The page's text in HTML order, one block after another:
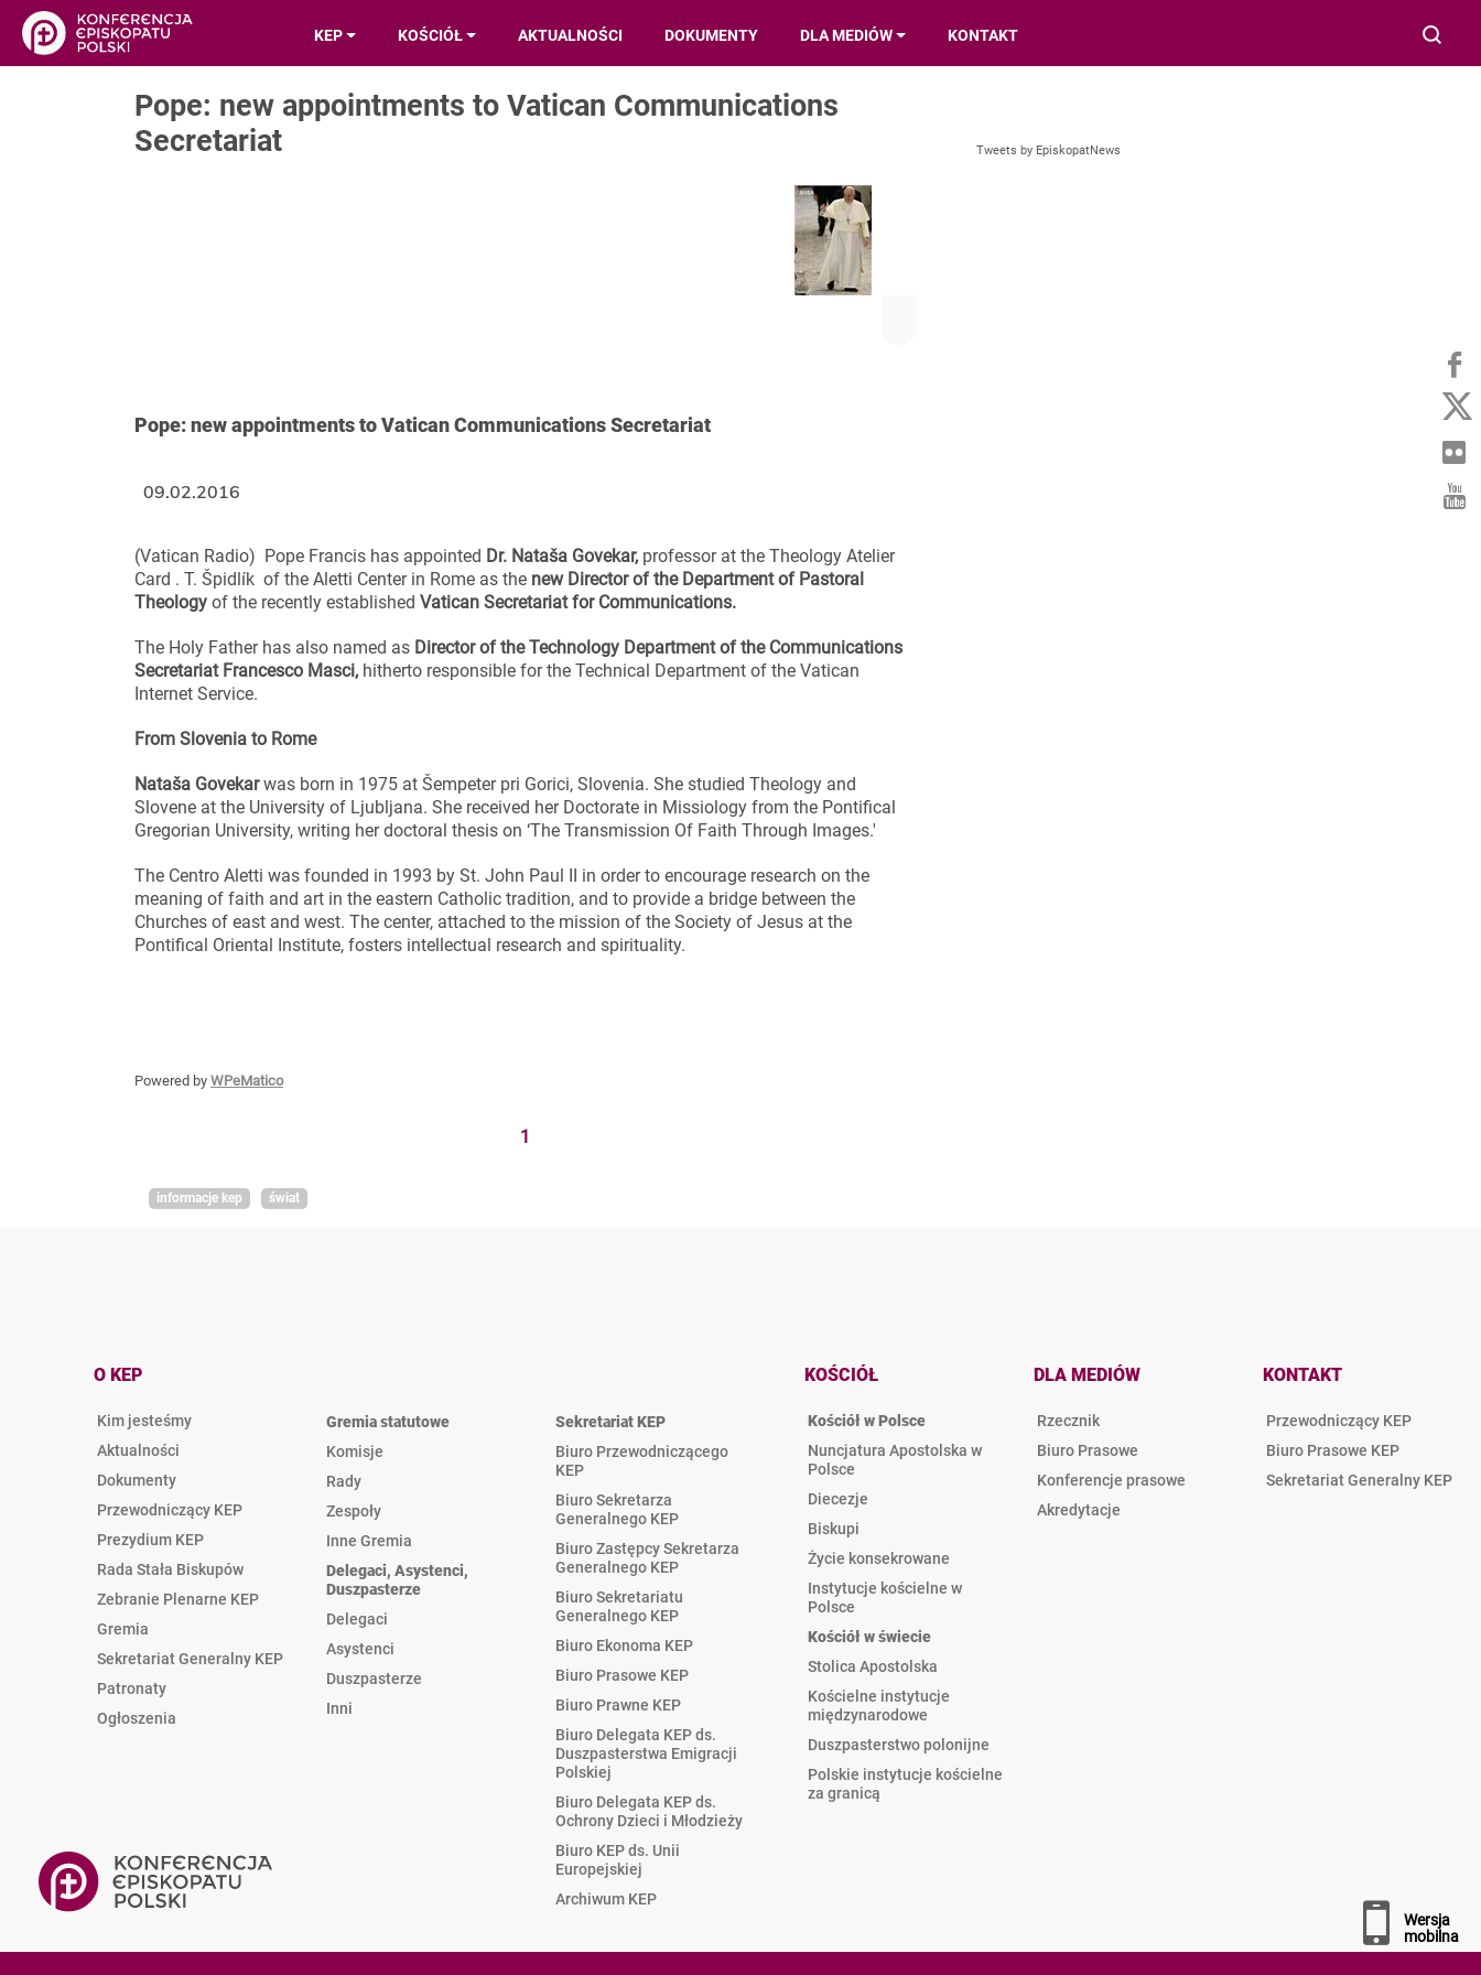
KEP KOŚCIÓŁ AKTUALNOŚCI DOKUMENTY DLA MEDIÓW KONTAKT
Pope: new appointments to Vatican Communications
Secretariat
Pope: new appointments to Vatican Communications Secretariat
(Vatican Radio) Pope Francis has appointed Dr. Nataša Govekar, professor at the Theology Atelier
Card . T. Špidlík of the Aletti Center in Rome as the new Director of the Department of Pastoral
Theology of the recently established Vatican Secretariat for Communications.
The Holy Father has also named as Director of the Technology Department of the Communications
Secretariat Francesco Masci, hitherto responsible for the Technical Department of the Vatican
Internet Service.
From Slovenia to Rome
Nataša Govekarwas born in 1975 at Šempeter pri Gorici, Slovenia. She studied Theology and
Slovene at the University of Ljubljana. She received her Doctorate in Missiology from the Pontifical
Gregorian University, writing her doctoral thesis on ‘The Transmission Of Faith Through Images.'
The Centro Aletti was founded in 1993 by St. John Paul II in order to encourage research on the
meaning of faith and art in the eastern Catholic tradition, and to provide a bridge between the
Churches of east and west. The center, attached to the mission of the Society of Jesus at the
Pontifical Oriental Institute, fosters intellectual research and spirituality.
Powered by WPeMatico
1
09.02.2016
informacje kep świat
Tweets by EpiskopatNews
O KEP
Kim jesteśmy
Aktualności
Dokumenty
Przewodniczący KEP
Prezydium KEP
Rada Stała Biskupów
Zebranie Plenarne KEP
Gremia
Sekretariat Generalny KEP
Patronaty
Ogłoszenia
Gremia statutowe
Komisje
Rady
Zespoły
Inne Gremia
Delegaci, Asystenci,
Duszpasterze
Delegaci
Asystenci
Duszpasterze
Inni
Sekretariat KEP
Biuro Przewodniczącego
KEP
Biuro Sekretarza
Generalnego KEP
Biuro Zastępcy Sekretarza
Generalnego KEP
Biuro Sekretariatu
Generalnego KEP
Biuro Ekonoma KEP
Biuro Prasowe KEP
Biuro Prawne KEP
Biuro Delegata KEP ds.
Duszpasterstwa Emigracji
Polskiej
Biuro Delegata KEP ds.
Ochrony Dzieci i Młodzieży
Biuro KEP ds. Unii
Europejskiej
Archiwum KEP
KOŚCIÓŁ
Kościół w Polsce
Nuncjatura Apostolska w
Polsce
Diecezje
Biskupi
Życie konsekrowane
Instytucje kościelne w
Polsce
Kościół w świecie
Stolica Apostolska
Kościelne instytucje
międzynarodowe
Duszpasterstwo polonijne
Polskie instytucje kościelne
za granicą
DLA MEDIÓW
Rzecznik
Biuro Prasowe
Konferencje prasowe
Akredytacje
KONTAKT
Przewodniczący KEP
Biuro Prasowe KEP
Sekretariat Generalny KEP
wersja
mobilna